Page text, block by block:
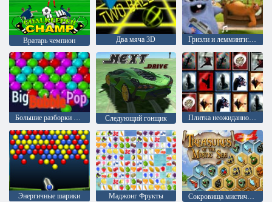
Вратарь чемпион Два мяча 3D Гризли и лемминги: запуск леммингов
Большие разборки с пузырями Следующий гонщик Плитка неожиданностей
Энергичные шарики Маджонг Фрукты
Сокровища мистического моря